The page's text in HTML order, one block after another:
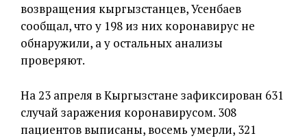
возвращения кыргызстанцев, Усенбаев
сообщал, что у 198 из них коронавирус не
обнаружили, а у остальных анализы
проверяют.
На 23 апреля в Кыргызстане зафиксирован 631
случай заражения коронавирусом. 308
пациентов выписаны, восемь умерли, 321